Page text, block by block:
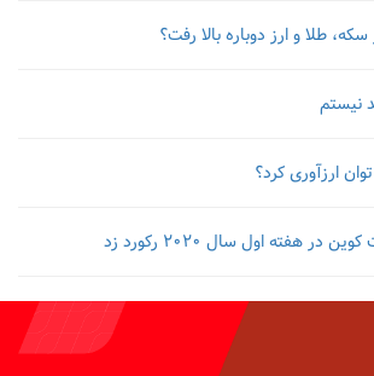
طلا و ارز دوباره بالا رفت؟
نیستم
ارزآوری کرد؟
هفته اول سال 2020 رکورد زد